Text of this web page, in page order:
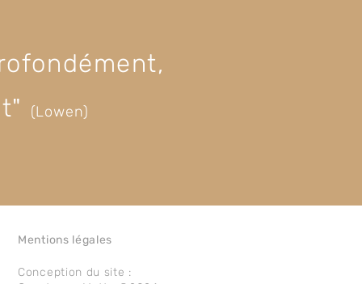
(Lowen)
Mentions légales
Conception du site :